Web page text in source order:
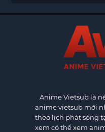
Anime Vietsub là
anime vietsub mới
theo lịch phát sóng
xem có thể xem